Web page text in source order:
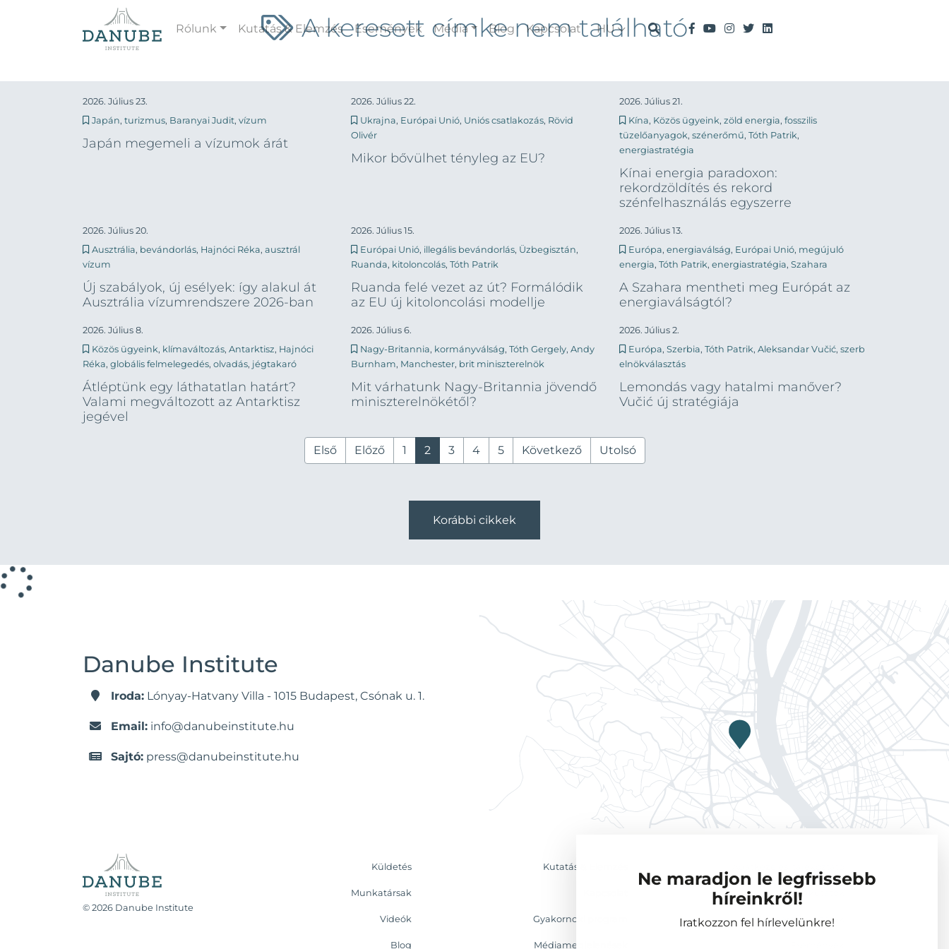
Ne maradjon le legfrissebb
híreinkről!
Iratkozzon fel hírlevelünkre!
Rólunk Kutatás & Elemzés Események Média Blog Kapcsolat HU
A keresett címke nem található
2026. Július 23.
Japán, turizmus, Baranyai Judit, vízum
Japán megemeli a vízumok árát
2026. Július 22.
Ukrajna, Európai Unió, Uniós csatlakozás, Rövid
Olivér
Mikor bővülhet tényleg az EU?
2026. Július 21.
Kína, Közös ügyeink, zöld energia, fosszilis
tüzelőanyagok, szénerőmű, Tóth Patrik,
energiastratégia
Kínai energia paradoxon:
rekordzöldítés és rekord
szénfelhasználás egyszerre
2026. Július 20.
Ausztrália, bevándorlás, Hajnóci Réka, ausztrál
vízum
Új szabályok, új esélyek: így alakul át
Ausztrália vízumrendszere 2026-ban
2026. Július 15.
Európai Unió, illegális bevándorlás, Üzbegisztán,
Ruanda, kitoloncolás, Tóth Patrik
Ruanda felé vezet az út? Formálódik
az EU új kitoloncolási modellje
2026. Július 13.
Európa, energiaválság, Európai Unió, megújuló
energia, Tóth Patrik, energiastratégia, Szahara
A Szahara mentheti meg Európát az
energiaválságtól?
2026. Július 8.
Közös ügyeink, klímaváltozás, Antarktisz, Hajnóci
Réka, globális felmelegedés, olvadás, jégtakaró
Átléptünk egy láthatatlan határt?
Valami megváltozott az Antarktisz
jegével
2026. Július 6.
Nagy-Britannia, kormányválság, Tóth Gergely, Andy
Burnham, Manchester, brit miniszterelnök
Mit várhatunk Nagy-Britannia jövendő
miniszterelnökétől?
2026. Július 2.
Európa, Szerbia, Tóth Patrik, Aleksandar Vučić, szerb
elnökválasztás
Lemondás vagy hatalmi manőver?
Vučić új stratégiája
Első Előző 1 2 3 4 5 Következő Utolsó
Korábbi cikkek
Danube Institute
Iroda: Lónyay-Hatvany Villa - 1015 Budapest, Csónak u. 1.
Email: info@danubeinstitute.hu
Sajtó: press@danubeinstitute.hu
© 2026 Danube Institute
Küldetés Kutatás & Elemzés
Munkatársak Vendégkutatók
Videók Gyakornoki program Partnerszervezetek
Blog Médiamegjelenések